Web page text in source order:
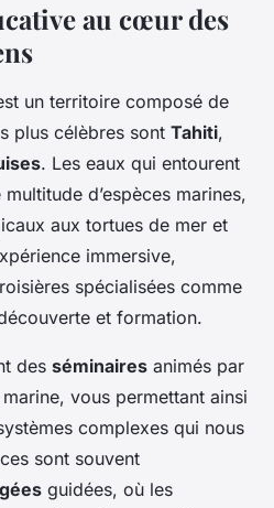
au cœur des
un territoire composé de
plus célèbres sont Tahiti,
. Les eaux qui entourent
d’espèces marines,
aux tortues de mer et
immersive,
spécialisées comme
et formation.
des séminaires animés par
vous permettant ainsi
complexes qui nous
sont souvent
guidées, où les